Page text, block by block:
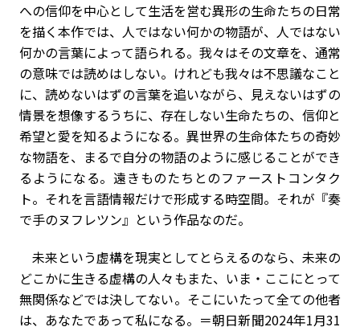
への信仰を中心として生活を営む異形の生命たちの日常
を描く本作では、人ではない何かの物語が、人ではない
何かの言葉によって語られる。我々はその文章を、通常
の意味では読めはしない。けれども我々は不思議なこと
に、読めないはずの言葉を追いながら、見えないはずの
情景を想像するうちに、存在しない生命たちの、信仰と
希望と愛を知るようになる。異世界の生命体たちの奇妙
な物語を、まるで自分の物語のように感じることができ
るようになる。遠きものたちとのファーストコンタク
ト。それを言語情報だけで形成する時空間。それが『奏
で手のヌフレツン』という作品なのだ。
未来という虚構を現実としてとらえるのなら、未来の
どこかに生きる虚構の人々もまた、いま・ここにとって
無関係などでは決してない。そこにいたって全ての他者
は、あなたであって私になる。＝朝日新聞2024年1月31